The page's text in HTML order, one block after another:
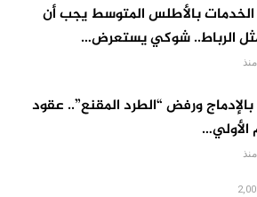
الخدمات بالأطلس المتوسط يجب أن
الرباط.. شوكي يستعرض…
ورفض “الطرد المقنع”.. عقود
الأولي…